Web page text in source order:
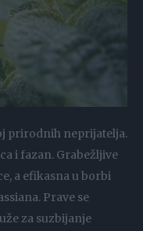
prirodnih neprijatelja.
i fazan. Grabežljive
a efikasna u borbi
Prave se
za suzbijanje